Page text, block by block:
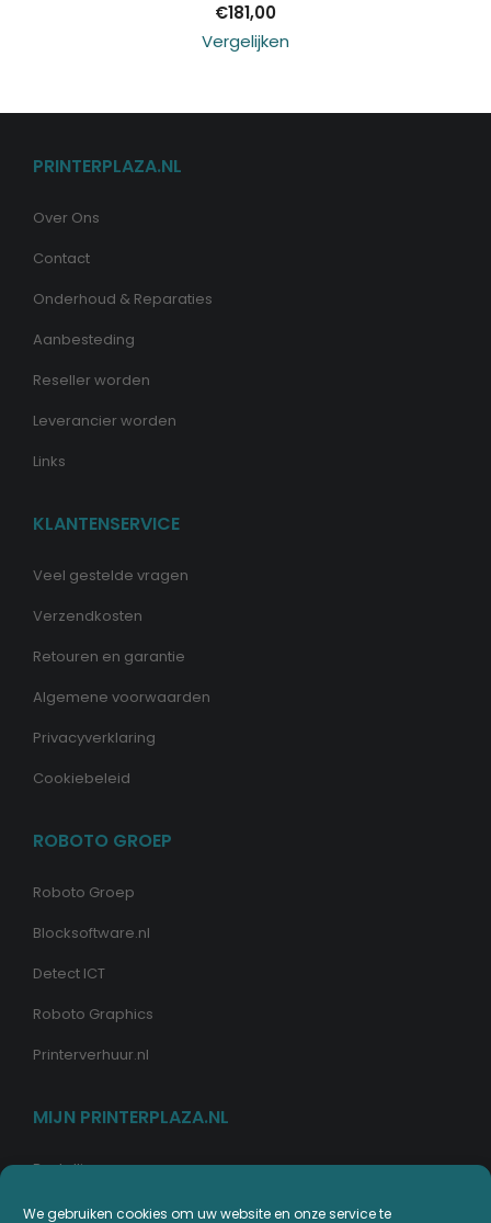
We gebruiken cookies om uw website en onze service te
€181,00
Vergelijken
PRINTERPLAZA.NL
Over Ons
Contact
Onderhoud & Reparaties
Aanbesteding
Reseller worden
Leverancier worden
Links
KLANTENSERVICE
Veel gestelde vragen
Verzendkosten
Retouren en garantie
Algemene voorwaarden
Privacyverklaring
Cookiebeleid
ROBOTO GROEP
Roboto Groep
Blocksoftware.nl
Detect ICT
Roboto Graphics
Printerverhuur.nl
MIJN PRINTERPLAZA.NL
Bestellingen
Mijn Printerpunten